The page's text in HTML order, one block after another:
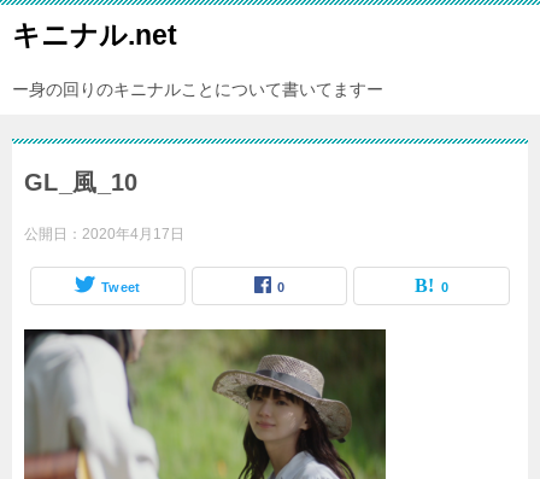
キニナル.net
ー身の回りのキニナルことについて書いてますー
GL_風_10
公開日： 2020年4月17日
Tweet 0 0